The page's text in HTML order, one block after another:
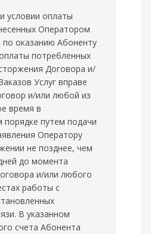
условии оплаты
Оператором
по оказанию Абоненту
потребленных
Договора и/
Услуг вправе
и/или любой из
время в
порядке путем подачи
Оператору
не позднее, чем
до момента
и/или любого
работы с
В указанном
счета Абонента